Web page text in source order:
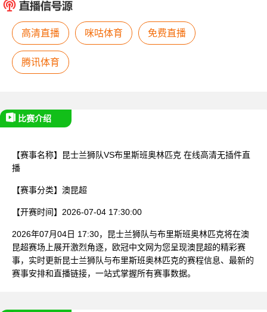
高清直播 咪咕体育 免费直播
腾讯体育
比赛介绍
【赛事名称】 昆士兰狮队VS布里斯班奥林匹克 在线高清无插件直
播
【赛事分类】 澳昆超
【开赛时间】 2026-07-04 17:30:00
2026年07月04日 17:30，昆士兰狮队与布里斯班奥林匹克将在澳
昆超赛场上展开激烈角逐，欧冠中文网为您呈现澳昆超的精彩赛
事，实时更新昆士兰狮队与布里斯班奥林匹克的赛程信息、最新的
赛事安排和直播链接，一站式掌握所有赛事数据。